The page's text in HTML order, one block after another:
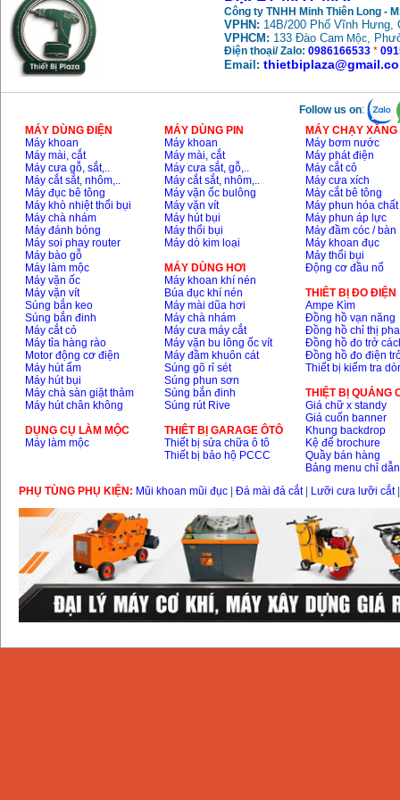
May mai FEG-911A
(100mm)
Price:
plasma Hong ky
Price :6000000
May mai 2 da Hong
ky MB1/2HP (0.5HP)
Price:2250000VND
Công ty TNHH Minh Thiên Long -
VPHN: 14B/200 Phố Vĩnh Hưng,
VPHCM: 133 Đào Cam Mộc,
Điện thoại/ Zalo: 0986166533 *
Email:
Follow us on:
MÁY DÙNG ĐIỆN
Máy khoan
Máy mài, cắt
Máy cưa gỗ, sắt,..
Máy cắt sắt, nhôm,..
Máy đục bê tông
Máy khò nhiệt thổi bụi
Máy chà nhám
Máy đánh bóng
Máy soi phay router
Máy bào gỗ
Máy làm mộc
Máy vặn ốc
Máy vặn vít
Súng bắn keo
Súng bắn đinh
Máy cắt cỏ
Máy tỉa hàng rào
Motor động cơ điện
Máy hút ẩm
Máy hút bụi
Máy chà sàn giặt thảm
Máy hút chân không
DỤNG CỤ LÀM MỘC
Máy làm mộc
MÁY DÙNG PIN
Máy khoan
Máy mài, cắt
Máy cưa sắt, gỗ,..
Máy cắt sắt, nhôm,..
Máy vặn ốc bulông
Máy vặn vít
Máy hút bụi
Máy thổi bụi
Máy dò kim loại
MÁY DÙNG HƠI
Máy khoan khí nén
Búa đục khí nén
Máy mài dũa hơi
Máy chà nhám
Máy cưa máy cắt
Máy vặn bu lông ốc vít
Máy đầm khuôn cát
Súng gõ rỉ sét
Súng phun sơn
Súng bắn đinh
Súng rút Rive
THIÊT BỊ GARAGE ÔTÔ
Thiết bị sửa chữa ô tô
Thiết bị bảo hộ PCCC
MÁY CHẠY
Máy bơm nước
Máy phát điện
Máy cắt cỏ
Máy cưa xích
Máy cắt bê tông
Máy phun hóa chất
Máy phun áp lực
Máy đầm cóc / bàn
Máy khoan đục
Máy thổi bụi
Động cơ đầu nổ
THIÊT BỊ ĐO ĐIỆN
Ampe Kìm
Đồng hồ vạn năng
Đồng hồ chỉ thị pha
Đồng hồ đo trở
Đồng hồ đo điện
Thiết bị kiểm tra
THIỆT BỊ QUẢNG
Giá chữ x standy
Giá cuốn banner
Khung backdrop
Kệ để brochure
Quầy bán hàng
Bảng menu chỉ dẫn
PHỤ TÙNG PHỤ KIỆN: Mũi khoan mũi đục Đá mài đá cắt| Lưỡi cưa lưỡi cắt